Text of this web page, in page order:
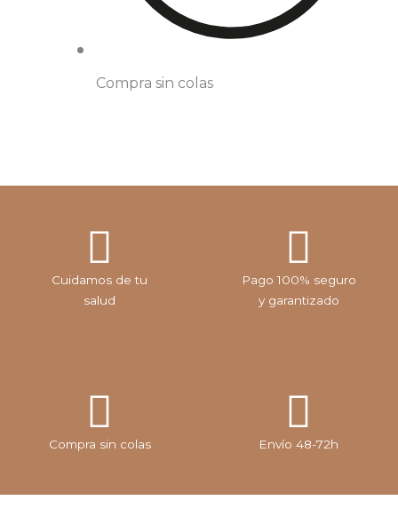
Compra sin colas
Cuidamos de tu
salud
Pago 100% seguro
y garantizado
Compra sin colas Envío 48-72h